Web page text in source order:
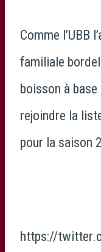
Comme l’UBB
familiale
boisson à
rejoindre la
pour la saison
https://